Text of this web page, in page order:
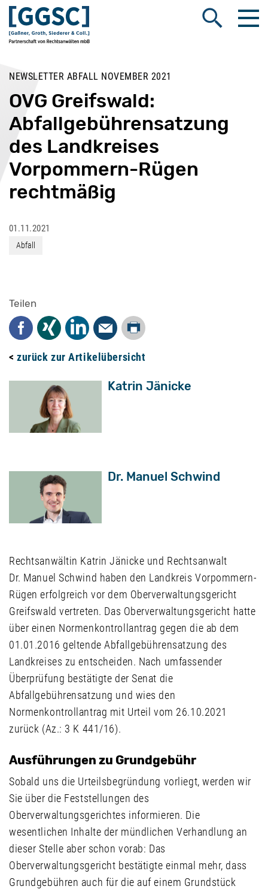
Suche öffnen
NEWSLETTER ABFALL NOVEMBER 2021
OVG Greifswald:
Abfallgebührensatzung
des Landkreises
Vorpommern-Rügen
rechtmäßig
01.11.2021
Abfall
Teilen
Facebook
Xing LinkedInMail
Drucken
<zurück zur Artikelübersicht
Katrin Jänicke
Dr. Manuel Schwind
Rechtsanwältin Katrin Jänicke und Rechtsanwalt
Dr. Manuel Schwind haben den Landkreis Vorpommern-
Rügen erfolgreich vor dem Oberverwaltungsgericht
Greifswald vertreten. Das Oberverwaltungsgericht hatte
über einen Normenkontrollantrag gegen die ab dem
01.01.2016 geltende Abfallgebührensatzung des
Landkreises zu entscheiden. Nach umfassender
Überprüfung bestätigte der Senat die
Abfallgebührensatzung und wies den
Normenkontrollantrag mit Urteil vom 26.10.2021
zurück (Az.: 3 K 441/16).
Ausführungen zu Grundgebühr
Sobald uns die Urteilsbegründung vorliegt, werden wir
Sie über die Feststellungen des
Oberverwaltungsgerichtes informieren. Die
wesentlichen Inhalte der mündlichen Verhandlung an
dieser Stelle aber schon vorab: Das
Oberverwaltungsgericht bestätigte einmal mehr, dass
Grundgebühren auch für die auf einem Grundstück